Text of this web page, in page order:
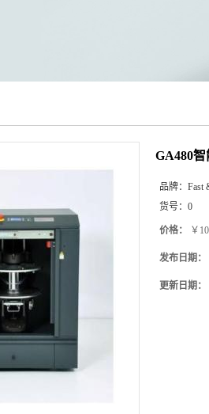
GA480
品牌： Fast
货号： 0
价格： ￥
发布日期：
更新日期：